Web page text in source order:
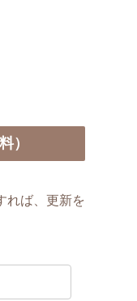
）
れば、更新を